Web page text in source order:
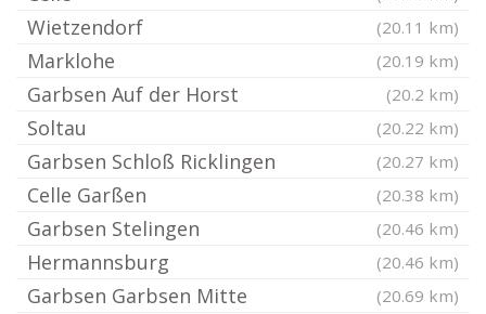
Wietzendorf (20.11 km)
Marklohe (20.19 km)
Garbsen Auf der Horst (20.2 km)
Soltau (20.22 km)
Garbsen Schloß Ricklingen (20.27 km)
Celle Garßen (20.38 km)
Garbsen Stelingen (20.46 km)
Hermannsburg (20.46 km)
Garbsen Garbsen Mitte (20.69 km)